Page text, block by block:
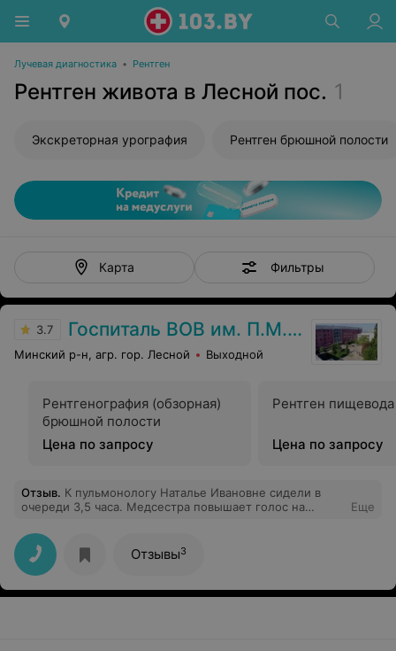
Лучевая диагностика • Рентген
Рентген живота в Лесной пос. 1
Экскреторная урография Рентген брюшной полости
Карта Фильтры
3.7 Госпиталь ВОВ им. П.М. Машерова
Минский р-н, агр. гор. Лесной Выходной
Рентгенография (обзорная)
брюшной полости
Цена по запросу
Рентген пищевода
Цена по запросу
Отзыв. К пульмонологу Наталье Ивановне сидели в
очереди 3,5 часа. Медсестра повышает голос на
нет, не взирая на талоны. Толку от приема ноль, а ведь
ехали издалека с направлением от местной
поликлиники и в надежде на помощь больному от
врача-специалиста.
Еще
Отзывы3